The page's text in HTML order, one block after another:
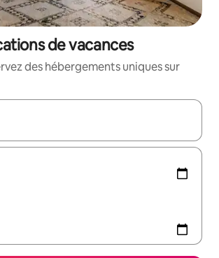
de vacances
des hébergements uniques sur
s'affichent, utilisez les flèches vers le